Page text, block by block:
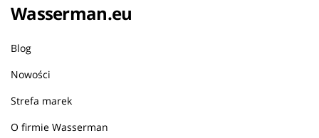
Wasserman.eu
Blog
Nowości
Strefa marek
O firmie Wasserman